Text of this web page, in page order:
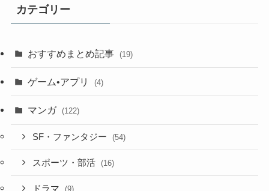
カテゴリー
おすすめまとめ記事 (19)
ゲーム•アプリ (4)
マンガ (122)
SF・ファンタジー (54)
スポーツ・部活 (16)
ドラマ (9)